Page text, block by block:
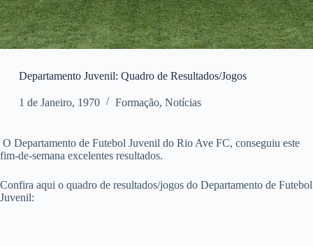
Departamento Juvenil: Quadro de Resultados/Jogos
1 de Janeiro, 1970 Formação, Notícias
O Departamento de Futebol Juvenil do Rio Ave FC, conseguiu este
fim-de-semana excelentes resultados.
Confira aqui o quadro de resultados/jogos do Departamento de Futebol
Juvenil: